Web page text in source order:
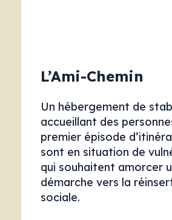
L’Ami-Chemin
Un hébergement de
accueillant des
premier épisode
sont en situation de
qui souhaitent amorcer
démarche vers la
sociale.